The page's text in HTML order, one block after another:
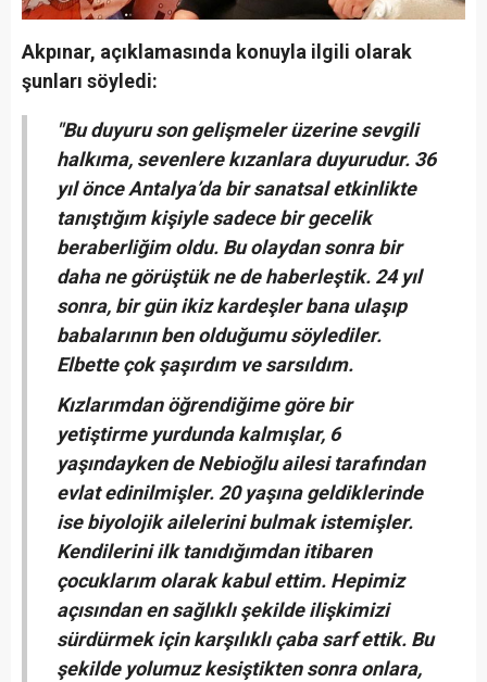
Akpınar, açıklamasında konuyla ilgili olarak
şunları söyledi:
"Bu duyuru son gelişmeler üzerine sevgili
halkıma, sevenlere kızanlara duyurudur. 36
yıl önce Antalya’da bir sanatsal etkinlikte
tanıştığım kişiyle sadece bir gecelik
beraberliğim oldu. Bu olaydan sonra bir
daha ne görüştük ne de haberleştik. 24 yıl
sonra, bir gün ikiz kardeşler bana ulaşıp
babalarının ben olduğumu söylediler.
Elbette çok şaşırdım ve sarsıldım.
Kızlarımdan öğrendiğime göre bir
yetiştirme yurdunda kalmışlar, 6
yaşındayken de Nebioğlu ailesi tarafından
evlat edinilmişler. 20 yaşına geldiklerinde
ise biyolojik ailelerini bulmak istemişler.
Kendilerini ilk tanıdığımdan itibaren
çocuklarım olarak kabul ettim. Hepimiz
açısından en sağlıklı şekilde ilişkimizi
sürdürmek için karşılıklı çaba sarf ettik. Bu
şekilde yolumuz kesiştikten sonra onlara,